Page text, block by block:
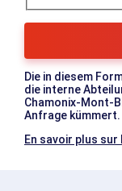
Die in diesem
die interne
Chamonix-Mont-
Anfrage kümmert.
En savoir plus